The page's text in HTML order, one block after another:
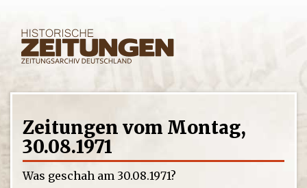
Zeitungen vom Montag,
30.08.1971
Was geschah am 30.08.1971?